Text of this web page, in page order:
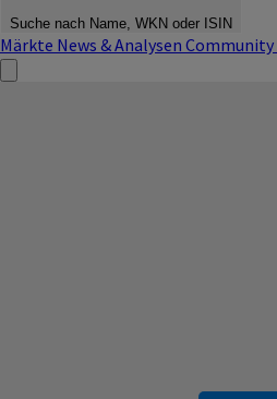
Suche nach Name, WKN oder ISIN
Märkte News & Analysen Community